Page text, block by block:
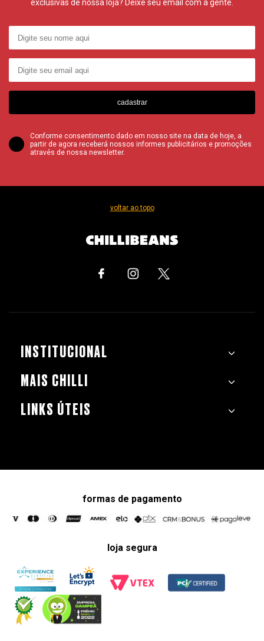
exclusivas de nossa loja? Deixe seu email com a gente.
cadastrar
Conforme consentimento dado em nosso site na data de hoje, a
partir de agora receberá nossos informes publicitários e promoções
através de nossa newsletter.
voltar ao topo
INSTITUCIONAL
MAIS CHILLI
LINKS ÚTEIS
formas de pagamento
loja segura